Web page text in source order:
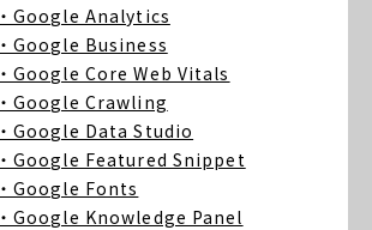
・Google Analytics
・Google Business
・Google Core Web Vitals
・Google Crawling
・Google Data Studio
・Google Featured Snippet
・Google Fonts
・Google Knowledge Panel